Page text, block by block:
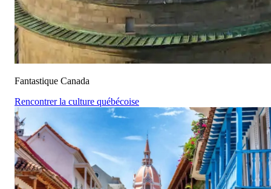
Fantastique Canada
Rencontrer la culture québécoise